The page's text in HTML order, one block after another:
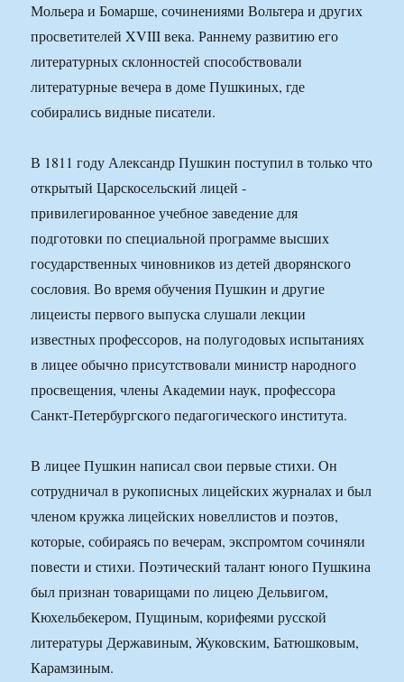
Мольера и Бомарше, сочинениями Вольтера и других
просветителей XVIII века. Раннему развитию его
литературных склонностей способствовали
литературные вечера в доме Пушкиных, где
собирались видные писатели.
В 1811 году Александр Пушкин поступил в только что
открытый Царскосельский лицей ‑
привилегированное учебное заведение для
подготовки по специальной программе высших
государственных чиновников из детей дворянского
сословия. Во время обучения Пушкин и другие
лицеисты первого выпуска слушали лекции
известных профессоров, на полугодовых испытаниях
в лицее обычно присутствовали министр народного
просвещения, члены Академии наук, профессора
Санкт‑Петербургского педагогического института.
В лицее Пушкин написал свои первые стихи. Он
сотрудничал в рукописных лицейских журналах и был
членом кружка лицейских новеллистов и поэтов,
которые, собираясь по вечерам, экспромтом сочиняли
повести и стихи. Поэтический талант юного Пушкина
был признан товарищами по лицею Дельвигом,
Кюхельбекером, Пущиным, корифеями русской
литературы Державиным, Жуковским, Батюшковым,
Карамзиным.